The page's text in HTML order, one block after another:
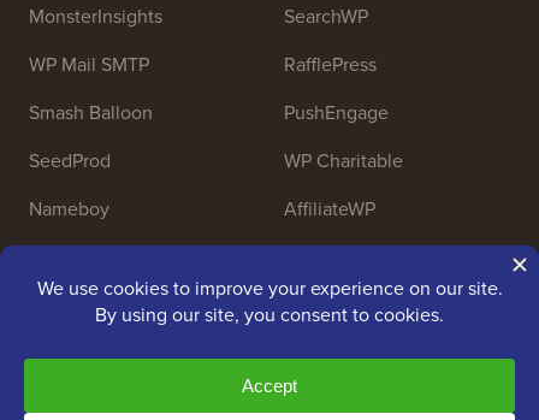
MonsterInsights
WP Mail SMTP
Smash Balloon
SeedProd
Nameboy
SearchWP
RafflePress
PushEngage
WP Charitable
AffiliateWP
Copyright © 2009 - 2026 WPBeginner LLC. Todos los
derechos reservados. WPBeginner® es una marca